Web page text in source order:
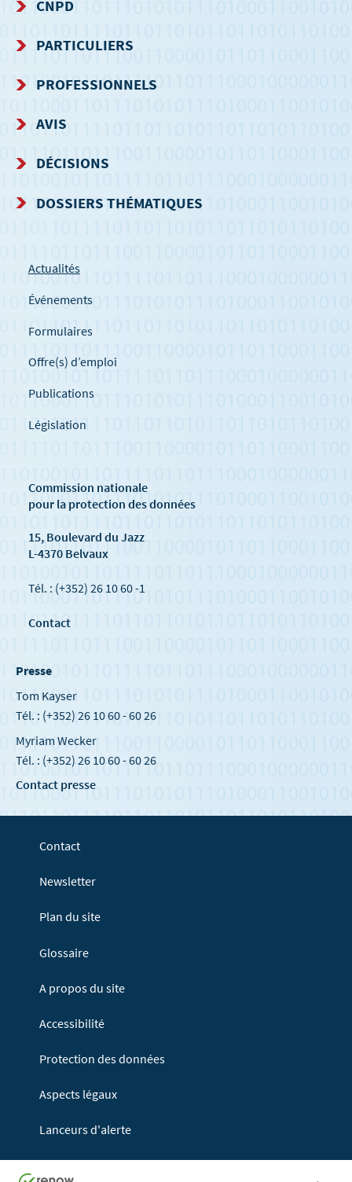
MENU
DE
NAVIGATION
CNPD
PARTICULIERS
PROFESSIONNELS
AVIS
DÉCISIONS
DOSSIERS THÉMATIQUES
Actualités
Événements
Formulaires
Offre(s) d’emploi
Publications
Législation
Commission nationale
pour la protection des données
15, Boulevard du Jazz
L-4370 Belvaux
Tél. : (+352) 26 10 60 -1
Contact
Presse
Tom Kayser
Tél. : (+352) 26 10 60 - 60 26
Myriam Wecker
Tél. : (+352) 26 10 60 - 60 26
Contact presse
Contact
Newsletter
Plan du site
Glossaire
A propos du site
Accessibilité
Protection des données
Aspects légaux
Lanceurs d'alerte